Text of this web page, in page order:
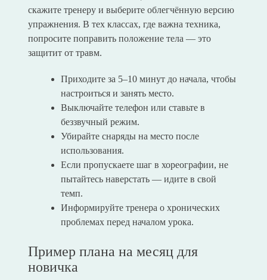
скажите тренеру и выберите облегчённую версию
упражнения. В тех классах, где важна техника,
попросите поправить положение тела — это
защитит от травм.
Приходите за 5–10 минут до начала, чтобы
настроиться и занять место.
Выключайте телефон или ставьте в
беззвучный режим.
Убирайте снаряды на место после
использования.
Если пропускаете шаг в хореографии, не
пытайтесь наверстать — идите в свой
темп.
Информируйте тренера о хронических
проблемах перед началом урока.
Пример плана на месяц для
новичка